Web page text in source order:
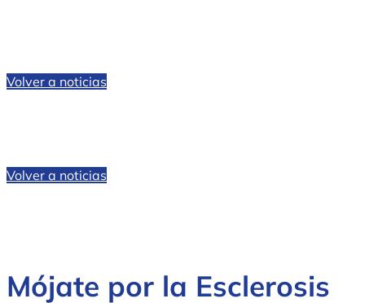
Volver a noticias
Volver a noticias
Mójate por la Esclerosis